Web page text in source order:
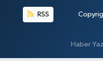
RSS
Haber